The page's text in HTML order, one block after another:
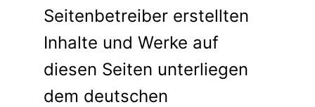
Seitenbetreiber erstellten
Inhalte und Werke auf
diesen Seiten unterliegen
dem deutschen